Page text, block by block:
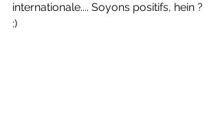
internationale.... Soyons positifs, hein ?
:)